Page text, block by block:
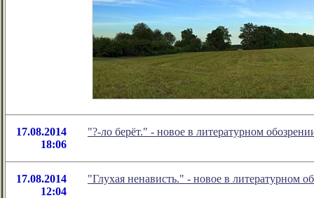
17.08.2014
18:06
"?-ло берёт." - новое в литературном
17.08.2014
12:04
"Глухая ненависть." - новое в литературном